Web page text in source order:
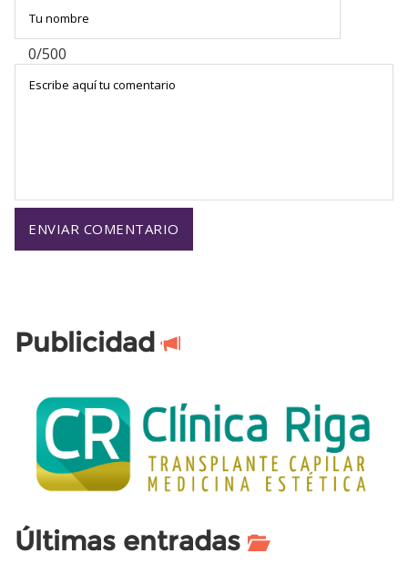
0/500
Publicidad
Últimas entradas